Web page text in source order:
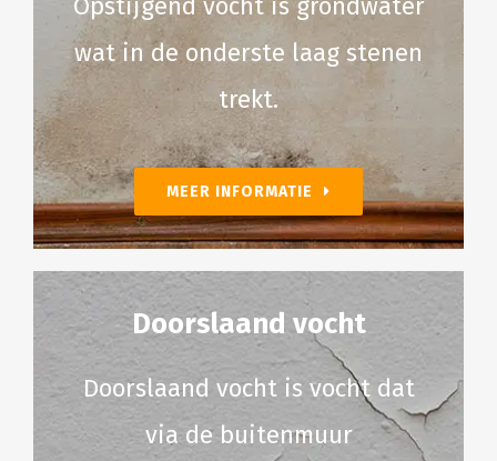
Opstijgend vocht is grondwater
wat in de onderste laag stenen
trekt.
MEER INFORMATIE
Doorslaand vocht
Doorslaand vocht is vocht dat
via de buitenmuur